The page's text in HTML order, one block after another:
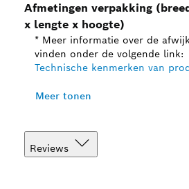
Afmetingen verpakking
x lengte x hoogte)
* Meer informatie over de
vinden onder de volgende link:
Technische kenmerken van
Meer tonen
Reviews